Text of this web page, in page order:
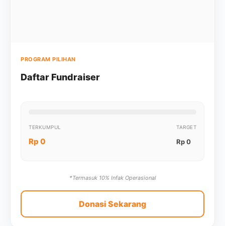
PROGRAM PILIHAN
Daftar Fundraiser
TERKUMPUL
Rp 0
TARGET
Rp 0
*Termasuk 10% Infak Operasional
Donasi Sekarang